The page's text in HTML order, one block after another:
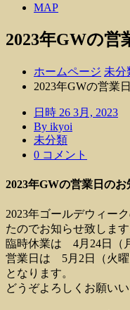
MAP
2023年GWの営
ホームページ 未分
2023年GWの営業
日時 26 3月, 2023
By ikyoi
未分類
0 コメント
2023年GWの営業日のお
2023年ゴールデウィー
たのでお知らせ致します
臨時休業は 4月24日（
営業日は 5月2日（火曜
となります。
どうぞよろしくお願いい